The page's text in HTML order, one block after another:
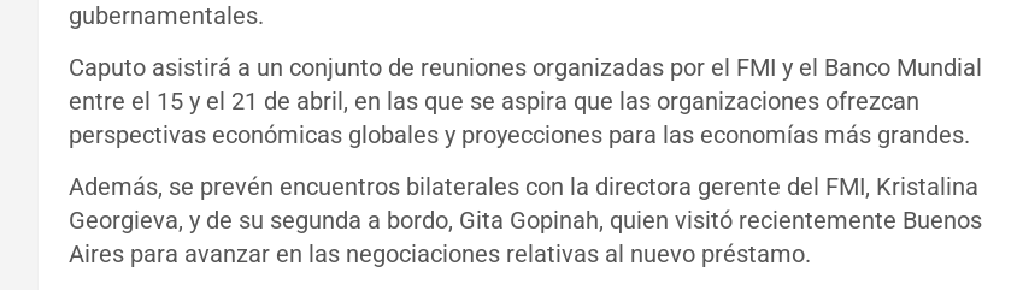
gubernamentales.
Caputo asistirá a un conjunto de reuniones organizadas por el FMI y el Banco Mundial
entre el 15 y el 21 de abril, en las que se aspira que las organizaciones ofrezcan
perspectivas económicas globales y proyecciones para las economías más grandes.
Además, se prevén encuentros bilaterales con la directora gerente del FMI, Kristalina
Georgieva, y de su segunda a bordo, Gita Gopinah, quien visitó recientemente Buenos
Aires para avanzar en las negociaciones relativas al nuevo préstamo.